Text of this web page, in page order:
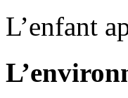
L’enfant